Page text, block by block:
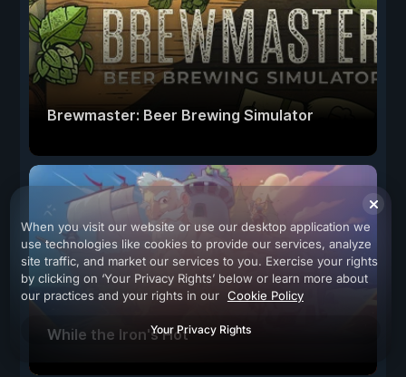
Brewmaster: Beer Brewing Simulator
While the Iron's Hot
When you visit our website or use our desktop application we
use technologies like cookies to provide our services, analyze
site traffic, and market our services to you. Exercise your rights
by clicking on ‘Your Privacy Rights’ below or learn more about
our practices and your rights in our Cookie Policy
Your Privacy Rights